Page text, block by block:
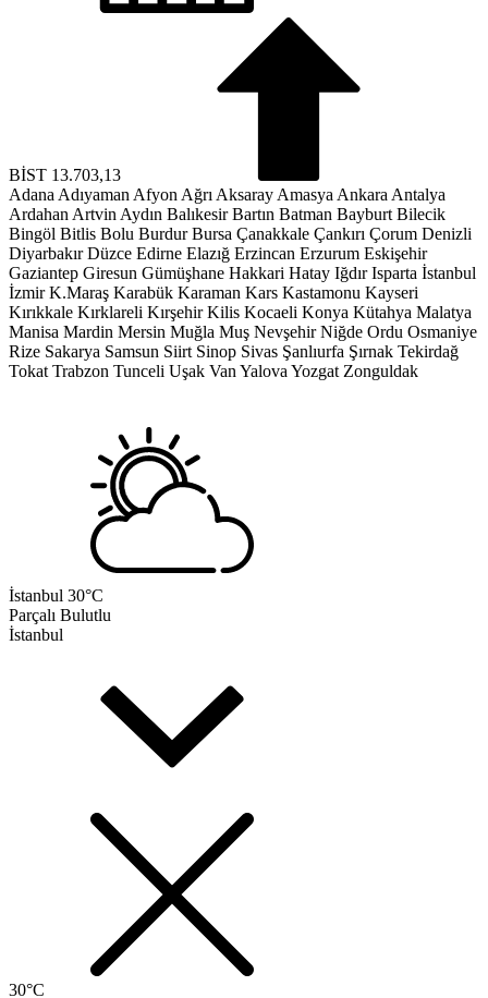
BİST 13.703,13
Adana Adıyaman Afyon Ağrı Aksaray Amasya Ankara Antalya
Ardahan Artvin Aydın Balıkesir Bartın Batman Bayburt Bilecik
Bingöl Bitlis Bolu Burdur Bursa Çanakkale Çankırı Çorum Denizli
Diyarbakır Düzce Edirne Elazığ Erzincan Erzurum Eskişehir
Gaziantep Giresun Gümüşhane Hakkari Hatay Iğdır Isparta İstanbul
İzmir K.Maraş Karabük Karaman Kars Kastamonu Kayseri
Kırıkkale Kırklareli Kırşehir Kilis Kocaeli Konya Kütahya Malatya
Manisa Mardin Mersin Muğla Muş Nevşehir Niğde Ordu Osmaniye
Rize Sakarya Samsun Siirt Sinop Sivas Şanlıurfa Şırnak Tekirdağ
Tokat Trabzon Tunceli Uşak Van Yalova Yozgat Zonguldak
İstanbul 30°C
Parçalı Bulutlu
İstanbul
30°C